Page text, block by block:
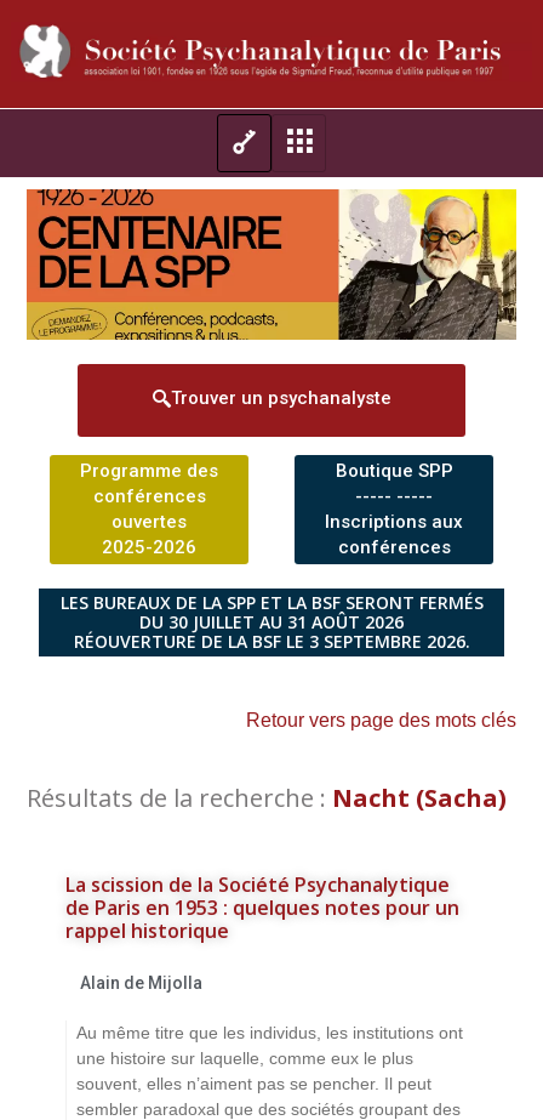
Trouver un psychanalyste
Programme des
conférences
ouvertes
2025-2026
Boutique SPP
----- -----
Inscriptions aux
conférences
LES BUREAUX DE LA SPP ET LA BSF SERONT FERMÉS
DU 30 JUILLET AU 31 AOÛT 2026
RÉOUVERTURE DE LA BSF LE 3 SEPTEMBRE 2026.
Retour vers page des mots clés
Résultats de la recherche : Nacht (Sacha)
La scission de la Société Psychanalytique
de Paris en 1953 : quelques notes pour un
rappel historique
Alain de Mijolla
Au même titre que les individus, les institutions ont
une histoire sur laquelle, comme eux le plus
souvent, elles n’aiment pas se pencher. Il peut
sembler paradoxal que des sociétés groupant des